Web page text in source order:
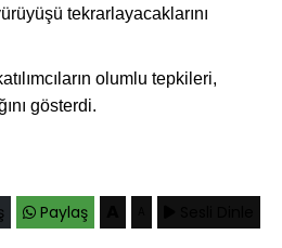
tekrarlayacaklarını
olumlu tepkileri,
gösterdi.
Paylaş